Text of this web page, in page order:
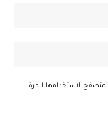
لاستخدامها المرة